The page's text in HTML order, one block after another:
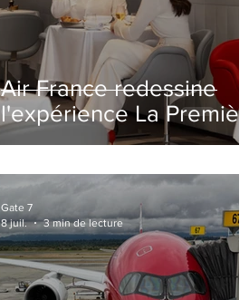
Air France redessine
l'expérience La Première
avec un salon
Paris-CDG
Gate 7
8 juil.
3 min de lecture